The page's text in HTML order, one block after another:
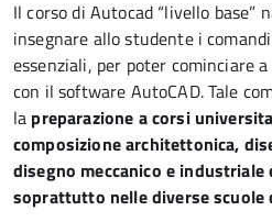
Il corso di Autocad “livello base”
insegnare allo studente i
essenziali, per poter cominciare
con il software AutoCAD. Tale
la preparazione a corsi
composizione architettonica,
disegno meccanico e industriale
soprattutto nelle diverse scuole